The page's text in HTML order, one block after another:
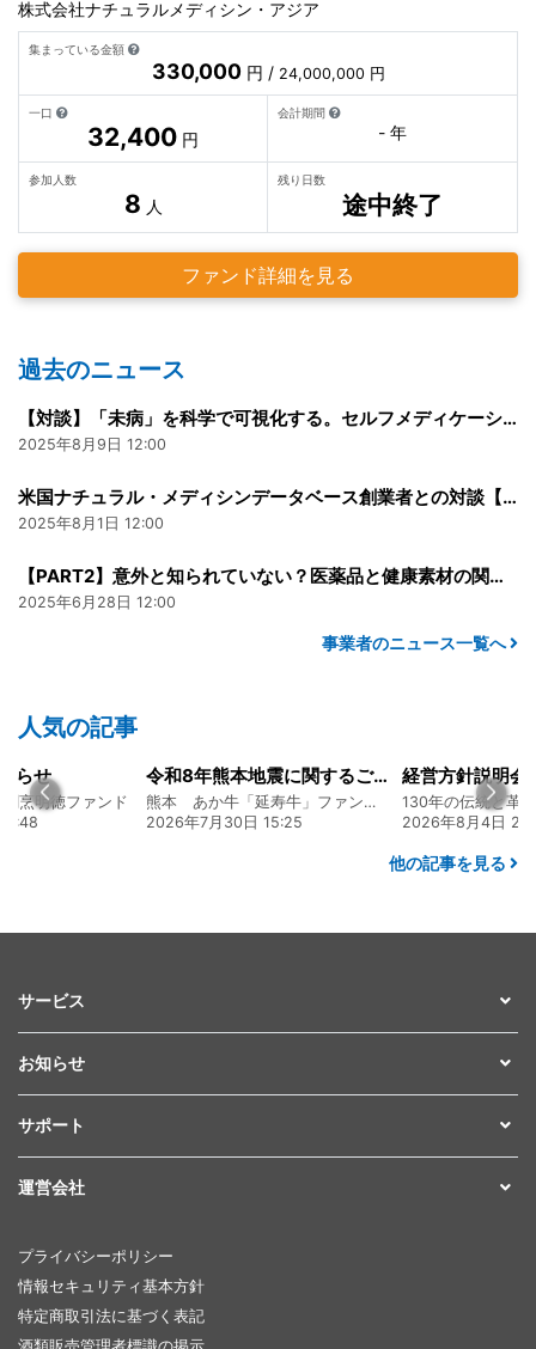
株式会社ナチュラルメディシン・アジア
集まっている金額
330,000円 / 24,000,000 円
一口
32,400 円
会計期間
- 年
参加人数
8 人
残り日数
途中終了
ファンド詳細を見る
過去のニュース
【対談】「未病」を科学で可視化する。セルフメディケーションの未来について
2025年8月9日 12:00
米国ナチュラル・メディシンデータベース創業者との対談【動画】
2025年8月1日 12:00
【PART2】意外と知られていない？医薬品と健康素材の関係 〜OTC医薬品・頭痛編〜
2025年6月28日 12:00
事業者のニュース一覧へ
人気の記事
らせ
烹明徳ファンド
令和8年熊本地震に関するご報告
熊本 あか牛「延寿牛」ファンド2026
2026年7月30日 15:25
2026年8月4日
他の記事を見る
サービス
お知らせ
サポート
運営会社
プライバシーポリシー
情報セキュリティ基本方針
特定商取引法に基づく表記